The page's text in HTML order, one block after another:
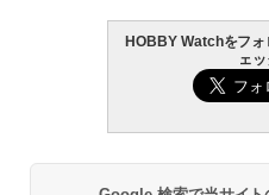
HOBBY Watchをフ
ェッ